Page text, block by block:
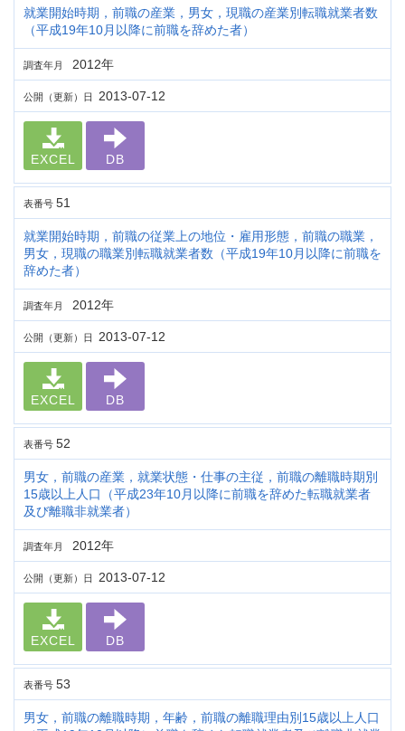
就業開始時期，前職の産業，男女，現職の産業別転職就業者数
（平成19年10月以降に前職を辞めた者）
調査年月 2012年
公開（更新）日 2013-07-12
EXCEL DB
表番号 51
就業開始時期，前職の従業上の地位・雇用形態，前職の職業，
男女，現職の職業別転職就業者数（平成19年10月以降に前職を
辞めた者）
調査年月 2012年
公開（更新）日 2013-07-12
EXCEL DB
表番号 52
男女，前職の産業，就業状態・仕事の主従，前職の離職時期別
15歳以上人口（平成23年10月以降に前職を辞めた転職就業者
及び離職非就業者）
調査年月 2012年
公開（更新）日 2013-07-12
EXCEL DB
表番号 53
男女，前職の離職時期，年齢，前職の離職理由別15歳以上人口